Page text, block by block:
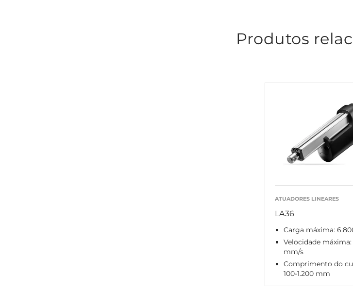
Produtos
ATUADORES LINEARES
LA36
Carga máxima:
Velocidade máxima:
mm/s
Comprimento do
100-1.200 mm